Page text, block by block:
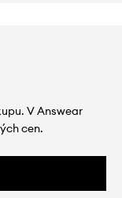
V Answear
cen.